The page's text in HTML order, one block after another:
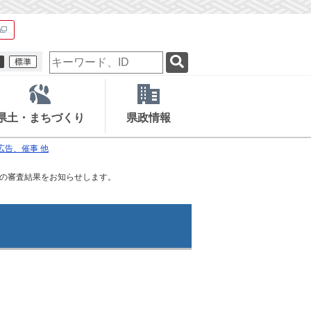
検
索
ー
ー
ド
土・まちづくり 県政情報
告、催事 他
審査結果をお知らせします。